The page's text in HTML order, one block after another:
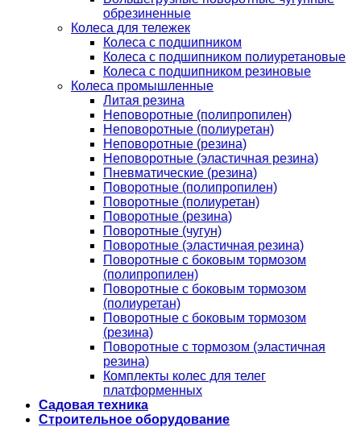
обрезиненные
Колеса для тележек
Колеса с подшипником
Колеса с подшипником полиуретановые
Колеса с подшипником резиновые
Колеса промышленные
Литая резина
Неповоротные (полипропилен)
Неповоротные (полиуретан)
Неповоротные (резина)
Неповоротные (эластичная резина)
Пневматические (резина)
Поворотные (полипропилен)
Поворотные (полиуретан)
Поворотные (резина)
Поворотные (чугун)
Поворотные (эластичная резина)
Поворотные c боковым тормозом
(полипропилен)
Поворотные c боковым тормозом
(полиуретан)
Поворотные c боковым тормозом
(резина)
Поворотные c тормозом (эластичная
резина)
Комплекты колес для телег
платформенных
Садовая техника
Строительное оборудование